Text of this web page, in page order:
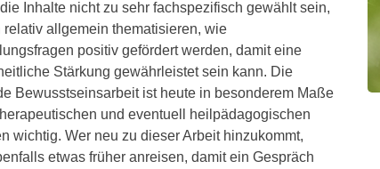
Inhalte nicht zu sehr fachspezifisch gewählt sein,
relativ allgemein thematisieren, wie
positiv gefördert werden, damit eine
Stärkung gewährleistet sein kann. Die
Bewusstseinsarbeit ist heute in besonderem Maße
und eventuell heilpädagogischen
wichtig. Wer neu zu dieser Arbeit hinzukommt,
etwas früher anreisen, damit ein Gespräch